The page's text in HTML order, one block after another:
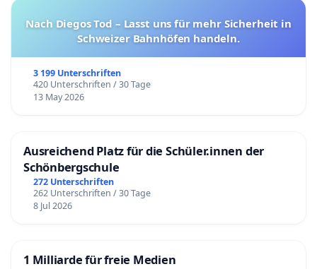
Nach Diegos Tod – Lasst uns für mehr Sicherheit in
Schweizer Bahnhöfen handeln.
3 199 Unterschriften
420 Unterschriften / 30 Tage
13 May 2026
Ausreichend Platz für die Schüler.innen der
Schönbergschule
272 Unterschriften
262 Unterschriften / 30 Tage
8 Jul 2026
1 Milliarde für freie Medien